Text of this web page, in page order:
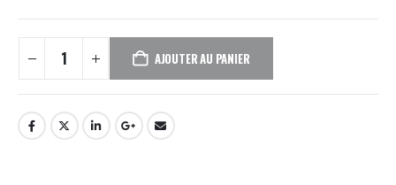
AJOUTER AU PANIER